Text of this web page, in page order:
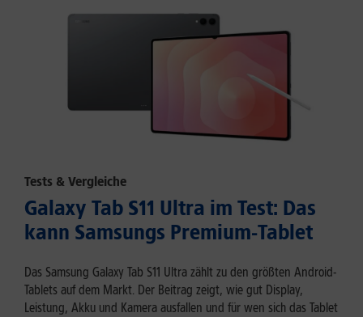
Tests & Vergleiche
Galaxy Tab S11 Ultra im Test: Das
kann Samsungs Premium-Tablet
Das Samsung Galaxy Tab S11 Ultra zählt zu den größten Android-
Tablets auf dem Markt. Der Beitrag zeigt, wie gut Display,
Leistung, Akku und Kamera ausfallen und für wen sich das Tablet